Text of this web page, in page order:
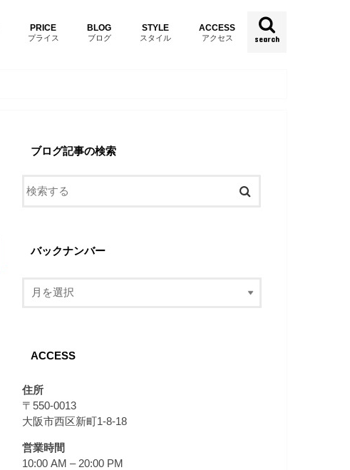
search
PRICE
プライス
BLOG
ブログ
STYLE
スタイル
ACCESS
アクセス
ブログ記事の検索
バックナンバー
ACCESS
住所
〒550-0013
大阪市西区新町1-8-18
営業時間
10:00 AM – 20:00 PM